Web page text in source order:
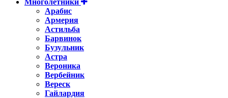
Арабис
Армерия
Астильбa
Барвинок
Бузульник
Астра
Вероника
Вербейник
Вереск
Гайлардия